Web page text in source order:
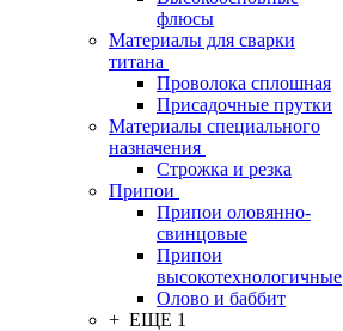
флюсы
Материалы для сварки
титана
Проволока сплошная
Присадочные прутки
Материалы специального
назначения
Строжка и резка
Припои
Припои оловянно-
свинцовые
Припои
высокотехнологичные
Олово и баббит
+ ЕЩЕ 1